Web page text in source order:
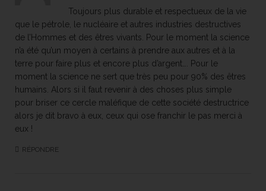
Toujours plus durable et respectueux de la vie
que le pétrole, le nucléaire et autres industries destructives
de l’Hommes et des êtres vivants. Pour le moment la science
n’a été qu’un moyen à certains à prendre aux autres et à la
terre pour faire plus et encore plus d’argent…. Pour le
moment la science ne sert que très peu pour 90% des êtres
humains. Alors si il faut revenir à des choses plus simple
pour briser ce cercle maléfique de cette société destructrice
alors je dit bravo à eux, ceux qui ose franchir le pas merci à
eux !
RÉPONDRE